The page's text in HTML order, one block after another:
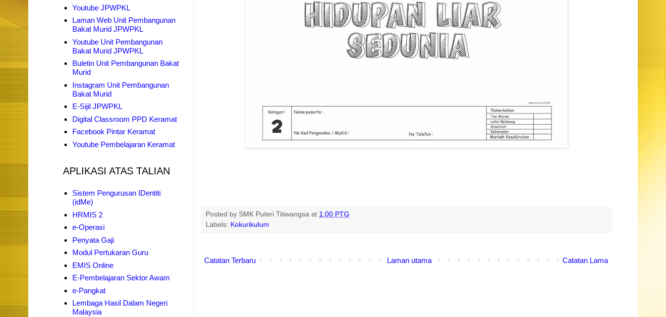
Posted by SMK Puteri Titiwangsa at 1:00 PTG
Labels: Kokurikulum
Catatan Terbaru Catatan Lama
Laman utama
Youtube JPWPKL
Laman Web Unit Pembangunan
Bakat Murid JPWPKL
Youtube Unit Pembangunan
Bakat Murid JPWPKL
Buletin Unit Pembangunan Bakat
Murid
Instagram Unit Pembangunan
Bakat Murid
E-Sijil JPWPKL
Digital Classroom PPD Keramat
Facebook Pintar Keramat
Youtube Pembelajaran Keramat
APLIKASI ATAS TALIAN
Sistem Pengurusan IDentiti
(idMe)
HRMIS 2
e-Operasi
Penyata Gaji
Modul Pertukaran Guru
EMIS Online
E-Pembelajaran Sektor Awam
e-Pangkat
Lembaga Hasil Dalam Negeri
Malaysia